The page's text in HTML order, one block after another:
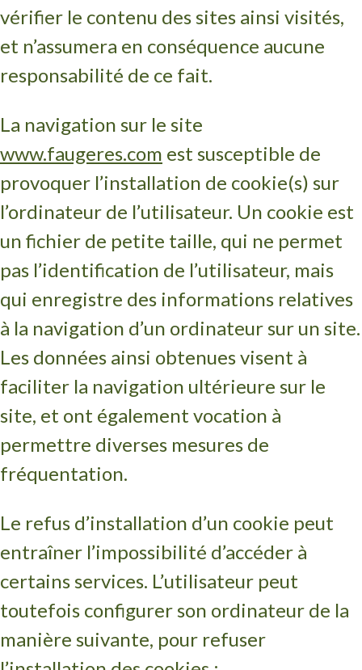
vérifier le contenu des sites ainsi visités,
et n’assumera en conséquence aucune
responsabilité de ce fait.
La navigation sur le site
www.faugeres.com est susceptible de
provoquer l’installation de cookie(s) sur
l’ordinateur de l’utilisateur. Un cookie est
un fichier de petite taille, qui ne permet
pas l’identification de l’utilisateur, mais
qui enregistre des informations relatives
à la navigation d’un ordinateur sur un site.
Les données ainsi obtenues visent à
faciliter la navigation ultérieure sur le
site, et ont également vocation à
permettre diverses mesures de
fréquentation.
Le refus d’installation d’un cookie peut
entraîner l’impossibilité d’accéder à
certains services. L’utilisateur peut
toutefois configurer son ordinateur de la
manière suivante, pour refuser